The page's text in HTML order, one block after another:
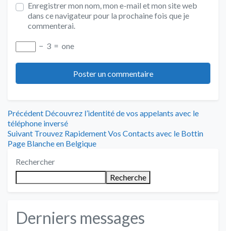
Enregistrer mon nom, mon e-mail et mon site web
dans ce navigateur pour la prochaine fois que je
commenterai.
− 3 = one
Navigation
de
l’article
Précédent Article
précédent
:
Découvrez l’identité de vos appelants avec le
téléphone inversé
Suivant Article
suivant
Trouvez Rapidement Vos Contacts avec le Bottin
Page Blanche en Belgique
Rechercher
Recherche
Derniers messages